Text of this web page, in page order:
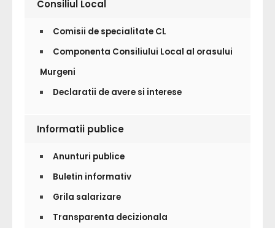
Consiliul Local
Comisii de specialitate CL
Componenta Consiliului Local al orasului
Murgeni
Declaratii de avere si interese
Informatii publice
Anunturi publice
Buletin informativ
Grila salarizare
Transparenta decizionala